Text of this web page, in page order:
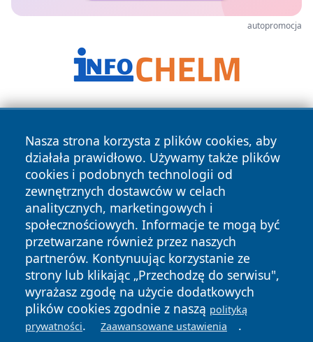
autopromocja
Nasza strona korzysta z plików cookies, aby
działała prawidłowo. Używamy także plików
cookies i podobnych technologii od
zewnętrznych dostawców w celach
analitycznych, marketingowych i
społecznościowych. Informacje te mogą być
przetwarzane również przez naszych
partnerów. Kontynuując korzystanie ze
strony lub klikając „Przechodzę do serwisu",
wyrażasz zgodę na użycie dodatkowych
plików cookies zgodnie z naszą polityką
prywatności. Zaawansowane ustawienia .
Copyright © 2026 newsynowodworskie.pl Wszystkie prawa
zastrzeżone.
News Autorzy
Polityka
Prywatności
Polityka
Cookies